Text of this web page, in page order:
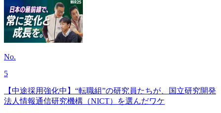
No.
5
【中途採用強化中】“転職組”の研究員たちが、国立研究開発
法人情報通信研究機構（NICT）を選んだワケ